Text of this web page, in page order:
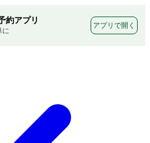
約アプリ
に
アプリで開く